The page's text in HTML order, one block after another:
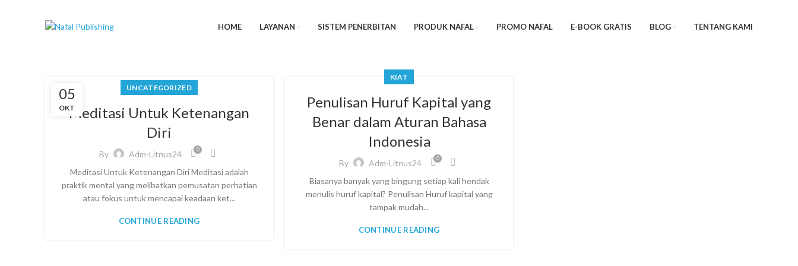
HOME LAYANAN SISTEM PENERBITAN PRODUK NAFAL PROMO NAFAL E-BOOK GRATIS BLOG TENTANG KAMI
05
OKT
UNCATEGORIZED
Meditasi Untuk Ketenangan
Diri
By Adm-Litnus24 0
Meditasi Untuk Ketenangan Diri Meditasi adalah
praktik mental yang melibatkan pemusatan perhatian
atau fokus untuk mencapai keadaan ket...
CONTINUE READING
KIAT
Penulisan Huruf Kapital yang
Benar dalam Aturan Bahasa
Indonesia
By Adm-Litnus24 0
Biasanya banyak yang bingung setiap kali hendak
menulis huruf kapital? Penulisan Huruf kapital yang
tampak mudah...
CONTINUE READING